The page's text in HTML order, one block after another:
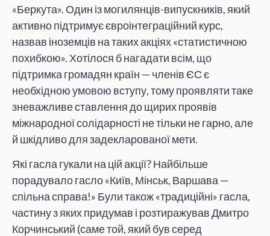
«Беркута». Один із могилянців-випускників, який
активно підтримує євроінтеграційний курс,
назвав іноземців на таких акціях «статистичною
похибкою». Хотілося б нагадати всім, що
підтримка громадян країн — членів ЄС є
необхідною умовою вступу, тому проявляти таке
зневажливе ставлення до щирих проявів
міжнародної солідарності не тільки не гарно, але
й шкідливо для задекларованої мети.
Які гасла гукали на цій акції? Найбільше
порадувало гасло «Київ, Мінськ, Варшава —
спільна справа!» Були також «традиційні» гасла,
частину з яких придумав і розтиражував Дмитро
Корчинський (саме той, який був серед